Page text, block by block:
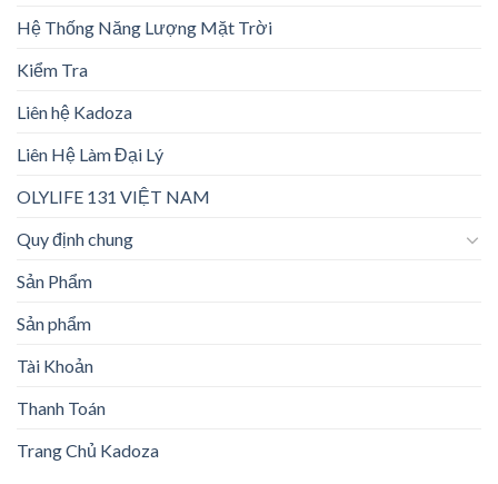
Hệ Thống Năng Lượng Mặt Trời
Kiểm Tra
Liên hệ Kadoza
Liên Hệ Làm Đại Lý
OLYLIFE 131 VIỆT NAM
Quy định chung
Sản Phẩm
Sản phẩm
Tài Khoản
Thanh Toán
Trang Chủ Kadoza